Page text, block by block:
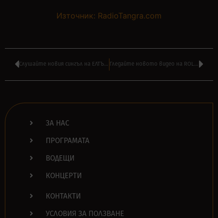
Източник: RadioTangra.com
Слушайте новия сингъл на ЕЛТЪН ДЖОН – ‘After All’ Гледайте новото видео на ROLLING STONES – ‘Living In The Heart Of Love’
ЗА НАС
ПРОГРАМАТА
ВОДЕЩИ
КОНЦЕРТИ
КОНТАКТИ
УСЛОВИЯ ЗА ПОЛЗВАНЕ